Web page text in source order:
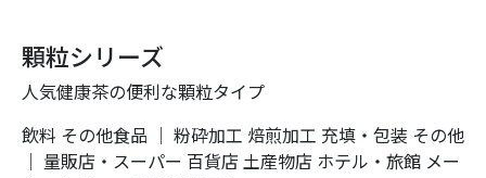
顆粒シリーズ
人気健康茶の便利な顆粒タイプ
飲料 その他食品 ｜ 粉砕加工 焙煎加工 充填・包装 その他
｜ 量販店・スーパー 百貨店土産物店 ホテル・旅館 メー